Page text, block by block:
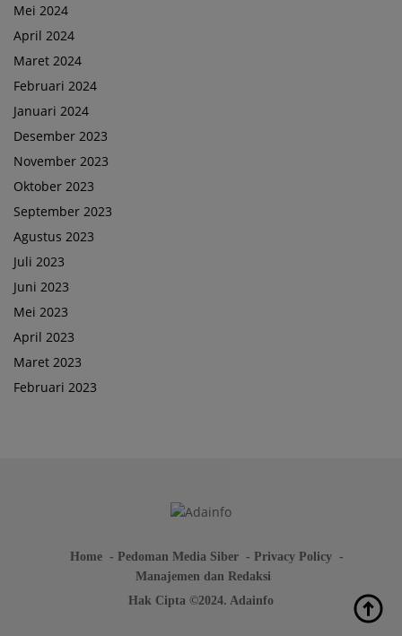
Mei 2024
April 2024
Maret 2024
Februari 2024
Januari 2024
Desember 2023
November 2023
Oktober 2023
September 2023
Agustus 2023
Juli 2023
Juni 2023
Mei 2023
April 2023
Maret 2023
Februari 2023
Home Pedoman Media Siber
Privacy Policy
Manajemen dan Redaksi
Hak Cipta ©2024. Adainfo